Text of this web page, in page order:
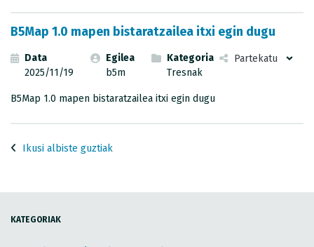
B5Map 1.0 mapen bistaratzailea itxi egin dugu
Data
2025/11/19
Egilea
b5m
Kategoria
Tresnak
Partekatu
B5Map 1.0 mapen bistaratzailea itxi egin dugu
Ikusi albiste guztiak
KATEGORIAK